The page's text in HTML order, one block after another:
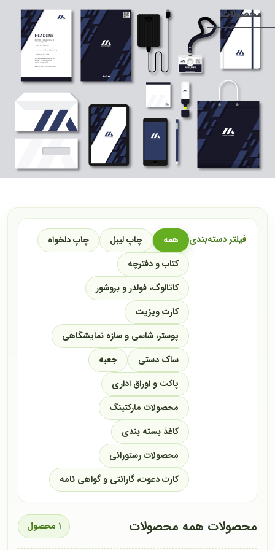
محصولات
فیلتر دسته‌بندی همه چاپ لیبل
چاپ دلخواه
کتاب و دفترچه
کاتالوگ، فولدر و بروشور
کارت ویزیت
پوستر، شاسی و سازه نمایشگاهی
ساک دستی
جعبه
پاکت و اوراق اداری
محصولات مارکتینگ
کاغذ بسته بندی
محصولات رستورانی
کارت دعوت، گارانتی و گواهی نامه
محصولات همه محصولات